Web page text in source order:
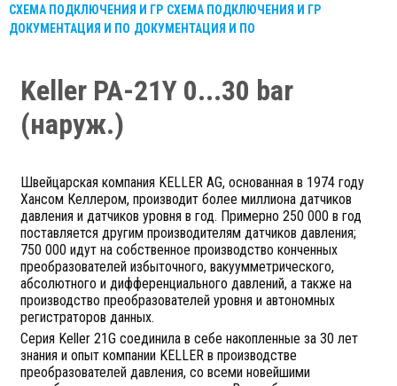
СХЕМА ПОДКЛЮЧЕНИЯ И ГР СХЕМА ПОДКЛЮЧЕНИЯ И ГР
ДОКУМЕНТАЦИЯ И ПО ДОКУМЕНТАЦИЯ И ПО
Keller PA-21Y 0...30 bar
(наруж.)
Швейцарская компания KELLER AG, основанная в 1974 году
Хансом Келлером, производит более миллиона датчиков
давления и датчиков уровня в год. Примерно 250 000 в год
поставляется другим производителям датчиков давления;
750 000 идут на собственное производство конченных
преобразователей избыточного, вакуумметрического,
абсолютного и дифференциального давлений, а также на
производство преобразователей уровня и автономных
регистраторов данных.
Серия Keller 21G соединила в себе накопленные за 30 лет
знания и опыт компании KELLER в производстве
преобразователей давления, со всеми новейшими